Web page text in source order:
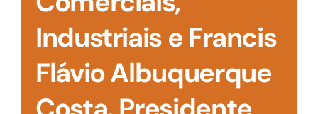
Industriais e Francis
Flávio Albuquerque